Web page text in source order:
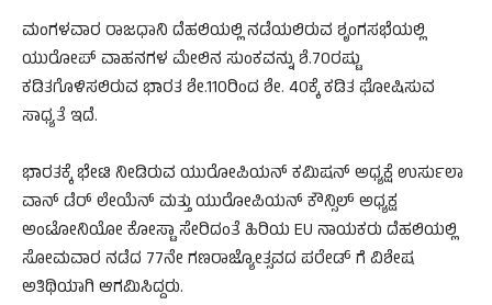
ಮಂಗಳವಾರ ರಾಜಧಾನಿ ದೆಹಲಿಯಲ್ಲಿ ನಡೆಯಲಿರುವ ಶೃಂಗಸಭೆಯಲ್ಲಿ
ಯುರೋಪ್ ವಾಹನಗಳ ಮೇಲಿನ ಸುಂಕವನ್ನು ಶೆ.70ರಷ್ಟು
ಕಡಿತಗೊಳಿಸಲಿರುವ ಭಾರತ ಶೇ.110ರಿಂದ ಶೇ. 40ಕ್ಕೆ ಕಡಿತ ಘೋಷಿಸುವ
ಸಾಧ್ಯತೆ ಇದೆ.
ಭಾರತಕ್ಕೆ ಭೇಟಿ ನೀಡಿರುವ ಯುರೋಪಿಯನ್ ಕಮಿಷನ್ ಅಧ್ಯಕ್ಷೆ ಉರ್ಸುಲಾ
ವಾನ್ ಡೆರ್ ಲೇಯೆನ್ ಮತ್ತು ಯುರೋಪಿಯನ್ ಕೌನ್ಸಿಲ್ ಅಧ್ಯಕ್ಷ
ಅಂಟೋನಿಯೋ ಕೋಸ್ಟಾ ಸೇರಿದಂತೆ ಹಿರಿಯ EU ನಾಯಕರು ದೆಹಲಿಯಲ್ಲಿ
ಸೋಮವಾರ ನಡೆದ 77ನೇ ಗಣರಾಜ್ಯೋತ್ಸವದ ಪರೇಡ್ ಗೆ ವಿಶೇಷ
ಅತಿಥಿಯಾಗಿ ಆಗಮಿಸಿದ್ದರು.